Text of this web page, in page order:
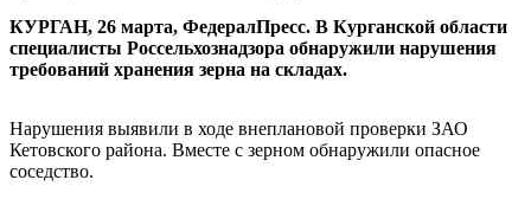
КУРГАН, 26 марта, ФедералПресс. В Курганской области
специалисты Россельхознадзора обнаружили нарушения
требований хранения зерна на складах.
Нарушения выявили в ходе внеплановой проверки ЗАО
Кетовского района. Вместе с зерном обнаружили опасное
соседство.